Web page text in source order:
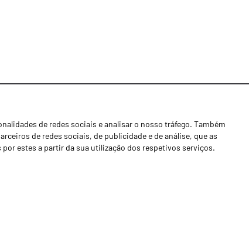
de redes sociais e analisar o nosso tráfego. Também
de redes sociais, de publicidade e de análise, que as
estes a partir da sua utilização dos respetivos serviços.
Notícias
Concessionários